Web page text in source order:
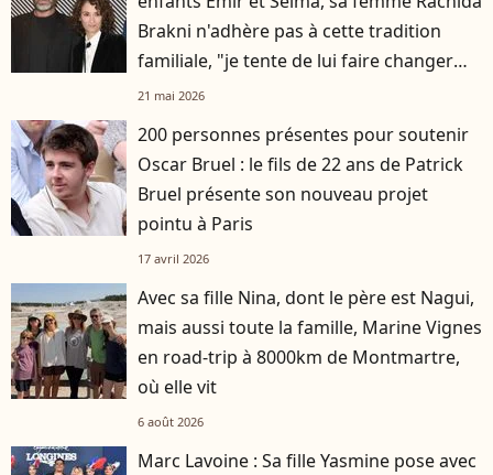
Brakni n'adhère pas à cette tradition
familiale, "je tente de lui faire changer
d'avis"
21 mai 2026
200 personnes présentes pour soutenir
Oscar Bruel : le fils de 22 ans de Patrick
Bruel présente son nouveau projet
pointu à Paris
17 avril 2026
Avec sa fille Nina, dont le père est Nagui,
mais aussi toute la famille, Marine Vignes
en road-trip à 8000km de Montmartre,
où elle vit
6 août 2026
Marc Lavoine : Sa fille Yasmine pose avec